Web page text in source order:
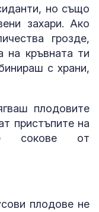
но също
захари. Ако
грозде,
кръвната ти
с храни,
плодовите
пристъпите на
сокове от
плодове не